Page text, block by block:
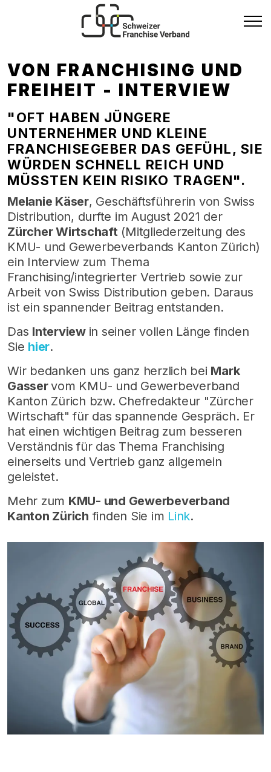
VON FRANCHISING UND
FREIHEIT - INTERVIEW
"OFT HABEN JÜNGERE
UNTERNEHMER UND KLEINE
FRANCHISEGEBER DAS GEFÜHL, SIE
WÜRDEN SCHNELL REICH UND
MÜSSTEN KEIN RISIKO TRAGEN".
Melanie Käser, Geschäftsführerin von Swiss
Distribution, durfte im August 2021 der
Zürcher Wirtschaft(Mitgliederzeitung des
KMU- und Gewerbeverbands Kanton Zürich)
ein Interview zum Thema
Franchising/integrierter Vertrieb sowie zur
Arbeit von Swiss Distribution geben. Daraus
ist ein spannender Beitrag entstanden.
Das Interview in seiner vollen Länge finden
Sie hier.
Wir bedanken uns ganz herzlich bei Mark
Gasservom KMU- und Gewerbeverband
Kanton Zürich bzw. Chefredakteur "Zürcher
Wirtschaft" für das spannende Gespräch. Er
hat einen wichtigen Beitrag zum besseren
Verständnis für das Thema Franchising
einerseits und Vertrieb ganz allgemein
geleistet.
Mehr zum KMU- und Gewerbeverband
Kanton Zürich finden Sie im Link.